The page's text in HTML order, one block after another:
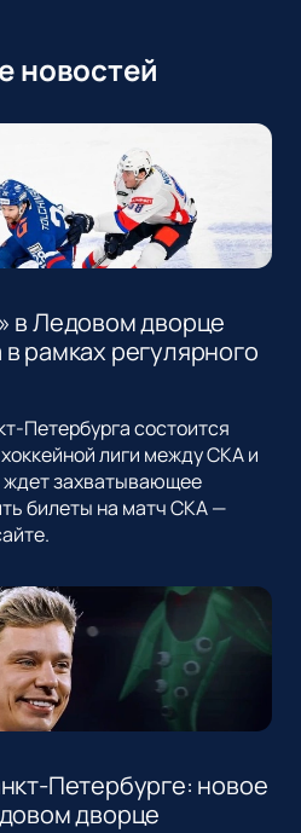
новостей
в Ледовом дворце
рамках регулярного
Петербурга состоится
лиги между СКА и
захватывающее
билеты на матч СКА —
Петербурге: новое
дворце